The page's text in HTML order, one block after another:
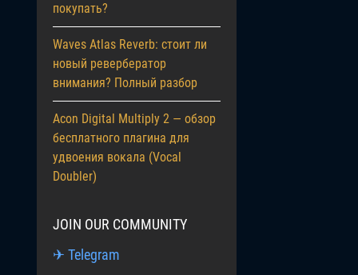
покупать?
Waves Atlas Reverb: стоит ли
новый ревербератор
внимания? Полный разбор
Acon Digital Multiply 2 — обзор
бесплатного плагина для
удвоения вокала (Vocal
Doubler)
JOIN OUR COMMUNITY
✈ Telegram